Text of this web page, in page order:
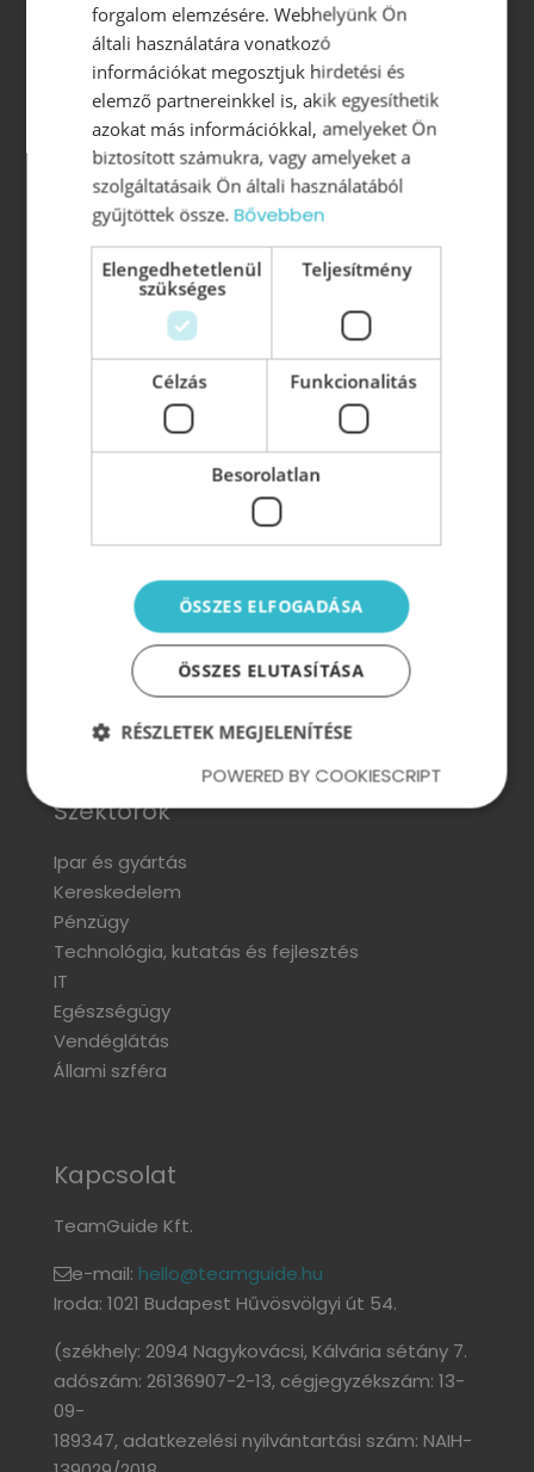
Dolgozói elégedettségmérés
Csapatelemzés
Motivációs rendszer kialakítása
Jelöltanalízis
Onboarding(új munkatárs beillesztése a
szervezetbe)
Wellbeing szolgáltatások
Vezetőképzés
Vezetői Akadémia
Vezetői konzultáció
Vezetői könyvek:
Z-HATÁS: A vezetés új korszaka
Szektorok
Ipar és gyártás
Kereskedelem
Pénzügy
Technológia, kutatás és fejlesztés
IT
Egészségügy
Vendéglátás
Állami szféra
Kapcsolat
TeamGuide Kft.
e-mail: hello@teamguide.hu
Iroda: 1021 Budapest Hűvösvölgyi út 54.
(székhely: 2094 Nagykovácsi, Kálvária sétány 7.
adószám: 26136907-2-13, cégjegyzékszám: 13-
09-
189347, adatkezelési nyilvántartási szám: NAIH-
forgalom elemzésére. Webhelyünk Ön
általi használatára vonatkozó
információkat megosztjuk hirdetési és
elemző partnereinkkel is, akik egyesíthetik
azokat más információkkal, amelyeket Ön
biztosított számukra, vagy amelyeket a
szolgáltatásaik Ön általi használatából
gyűjtöttek össze.Bővebben
Elengedhetetlenül
szükséges
Teljesítmény
Célzás Funkcionalitás
Besorolatlan
ÖSSZES ELFOGADÁSA
ÖSSZES ELUTASÍTÁSA
RÉSZLETEK MEGJELENÍTÉSE
POWERED BY COOKIESCRIPT